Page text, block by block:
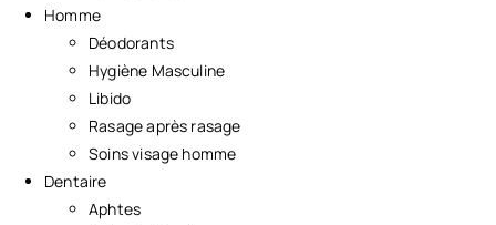
Homme
Déodorants
Hygiène Masculine
Libido
Rasage après rasage
Soins visage homme
Dentaire
Aphtes